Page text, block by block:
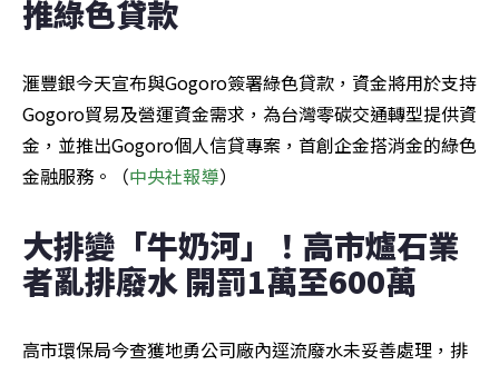
推綠色貸款
滙豐銀今天宣布與Gogoro簽署綠色貸款，資金將用於支持
Gogoro貿易及營運資金需求，為台灣零碳交通轉型提供資
金，並推出Gogoro個人信貸專案，首創企金搭消金的綠色
金融服務。（中央社報導）
大排變「牛奶河」！高市爐石業
者亂排廢水 開罰1萬至600萬
高市環保局今查獲地勇公司廠內逕流廢水未妥善處理，排